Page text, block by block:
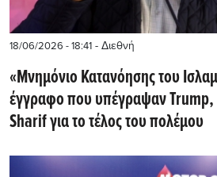
18/06/2026 - 18:41 - Διεθνή
«Μνημόνιο Κατανόησης του
έγγραφο που υπέγραψαν Trump,
Sharif για το τέλος του πολέμου